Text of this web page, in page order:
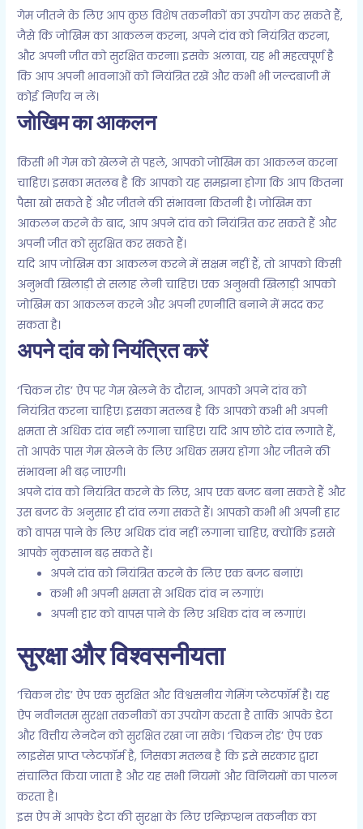
गेम जीतने के लिए आप कुछ विशेष तकनीकों का उपयोग कर सकते हैं,
जैसे कि जोखिम का आकलन करना, अपने दांव को नियंत्रित करना,
और अपनी जीत को सुरक्षित करना। इसके अलावा, यह भी महत्वपूर्ण है
कि आप अपनी भावनाओं को नियंत्रित रखें और कभी भी जल्दबाजी में
कोई निर्णय न लें।
जोखिम का आकलन
किसी भी गेम को खेलने से पहले, आपको जोखिम का आकलन करना
चाहिए। इसका मतलब है कि आपको यह समझना होगा कि आप कितना
पैसा खो सकते हैं और जीतने की संभावना कितनी है। जोखिम का
आकलन करने के बाद, आप अपने दांव को नियंत्रित कर सकते हैं और
अपनी जीत को सुरक्षित कर सकते हैं।
यदि आप जोखिम का आकलन करने में सक्षम नहीं हैं, तो आपको किसी
अनुभवी खिलाड़ी से सलाह लेनी चाहिए। एक अनुभवी खिलाड़ी आपको
जोखिम का आकलन करने और अपनी रणनीति बनाने में मदद कर
सकता है।
अपने दांव को नियंत्रित करें
‘चिकन रोड’ ऐप पर गेम खेलने के दौरान, आपको अपने दांव को
नियंत्रित करना चाहिए। इसका मतलब है कि आपको कभी भी अपनी
क्षमता से अधिक दांव नहीं लगाना चाहिए। यदि आप छोटे दांव लगाते हैं,
तो आपके पास गेम खेलने के लिए अधिक समय होगा और जीतने की
संभावना भी बढ़ जाएगी।
अपने दांव को नियंत्रित करने के लिए, आप एक बजट बना सकते हैं और
उस बजट के अनुसार ही दांव लगा सकते हैं। आपको कभी भी अपनी हार
को वापस पाने के लिए अधिक दांव नहीं लगाना चाहिए, क्योंकि इससे
आपके नुकसान बढ़ सकते हैं।
अपने दांव को नियंत्रित करने के लिए एक बजट बनाएं।
कभी भी अपनी क्षमता से अधिक दांव न लगाएं।
अपनी हार को वापस पाने के लिए अधिक दांव न लगाएं।
सुरक्षा और विश्वसनीयता
‘चिकन रोड’ ऐप एक सुरक्षित और विश्वसनीय गेमिंग प्लेटफॉर्म है। यह
ऐप नवीनतम सुरक्षा तकनीकों का उपयोग करता है ताकि आपके डेटा
और वित्तीय लेनदेन को सुरक्षित रखा जा सके। ‘चिकन रोड’ ऐप एक
लाइसेंस प्राप्त प्लेटफॉर्म है, जिसका मतलब है कि इसे सरकार द्वारा
संचालित किया जाता है और यह सभी नियमों और विनियमों का पालन
करता है।
इस ऐप में आपके डेटा की सुरक्षा के लिए एन्क्रिप्शन तकनीक का